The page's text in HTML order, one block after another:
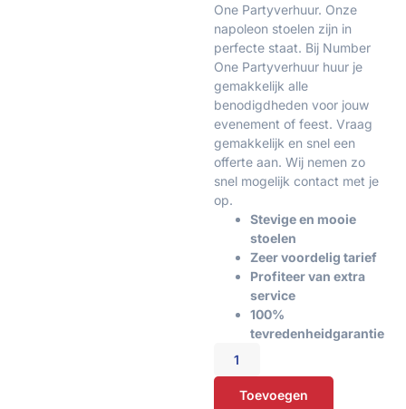
One Partyverhuur. Onze
napoleon stoelen zijn in
perfecte staat. Bij Number
One Partyverhuur huur je
gemakkelijk alle
benodigdheden voor jouw
evenement of feest. Vraag
gemakkelijk en snel een
offerte aan. Wij nemen zo
snel mogelijk contact met je
op.
Stevige en mooie
stoelen
Zeer voordelig tarief
Profiteer van extra
service
100%
tevredenheidgarantie
Toevoegen